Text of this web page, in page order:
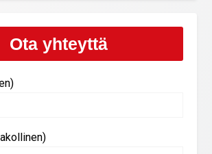
Ota yhteyttä